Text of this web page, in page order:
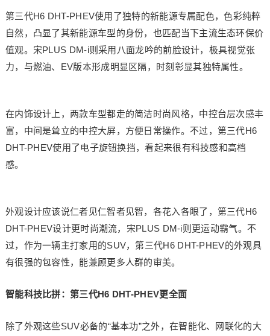
第三代H6 DHT-PHEV使用了独特的新能源专属配色，色彩纯粹
自然，凸显了其新能源车型的身份，也匹配当下主流生态环保价
值观。宋PLUS DM-i则采用八面龙吟的前脸设计，极具视觉张
力，与燃油、EV版本形成明显区隔，时刻彰显其独特属性。
在内饰设计上，两款车型都走的简洁时尚风格，中控台层次感丰
富，中间是耸立的中控大屏，方便日常操作。不过，第三代H6
DHT-PHEV使用了电子旋钮换挡，看起来很有科技感和高档
感。
外观设计应该说仁者见仁智者见智，各花入各眼了，第三代H6
DHT-PHEV设计更时尚潮流，宋PLUS DM-i则更运动霸气。不
过，作为一辆主打家用的SUV，第三代H6 DHT-PHEV的外观具
有很强的包容性，能兼顾更多人群的审美。
智能科技比拼：第三代H6 DHT-PHEV更全面
除了外观这些SUV必备的“基本功”之外，在智能化、网联化的大